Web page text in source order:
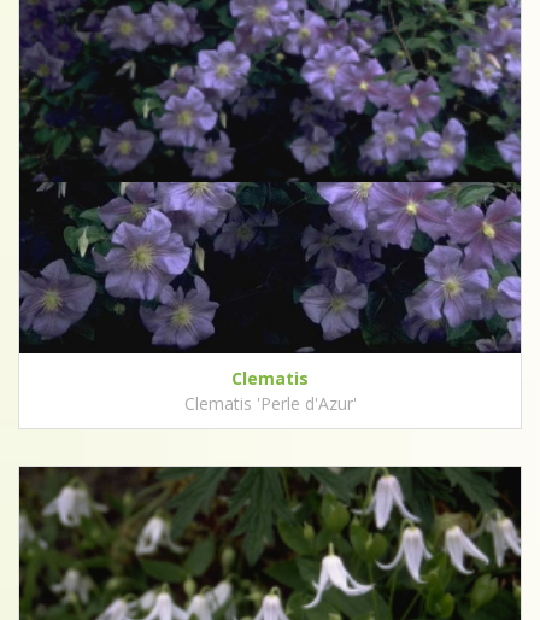
Clematis
Clematis 'Perle d'Azur'